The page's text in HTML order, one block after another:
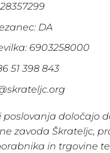
DA
6903258000
51 398 843
poslovanja določajo
zavoda Škrateljc,
in trgovine